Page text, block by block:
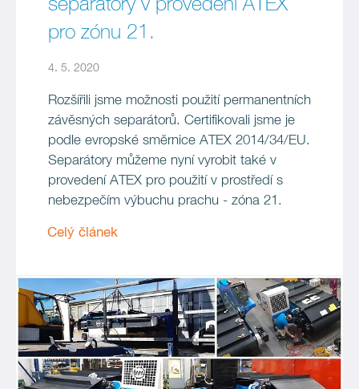
separátory v provedení ATEX
pro zónu 21.
4. 5. 2020
Rozšířili jsme možnosti použití permanentních
závěsných separátorů. Certifikovali jsme je
podle evropské směrnice ATEX 2014/34/EU.
Separátory můžeme nyní vyrobit také v
provedení ATEX pro použití v prostředí s
nebezpečím výbuchu prachu - zóna 21.
Celý článek